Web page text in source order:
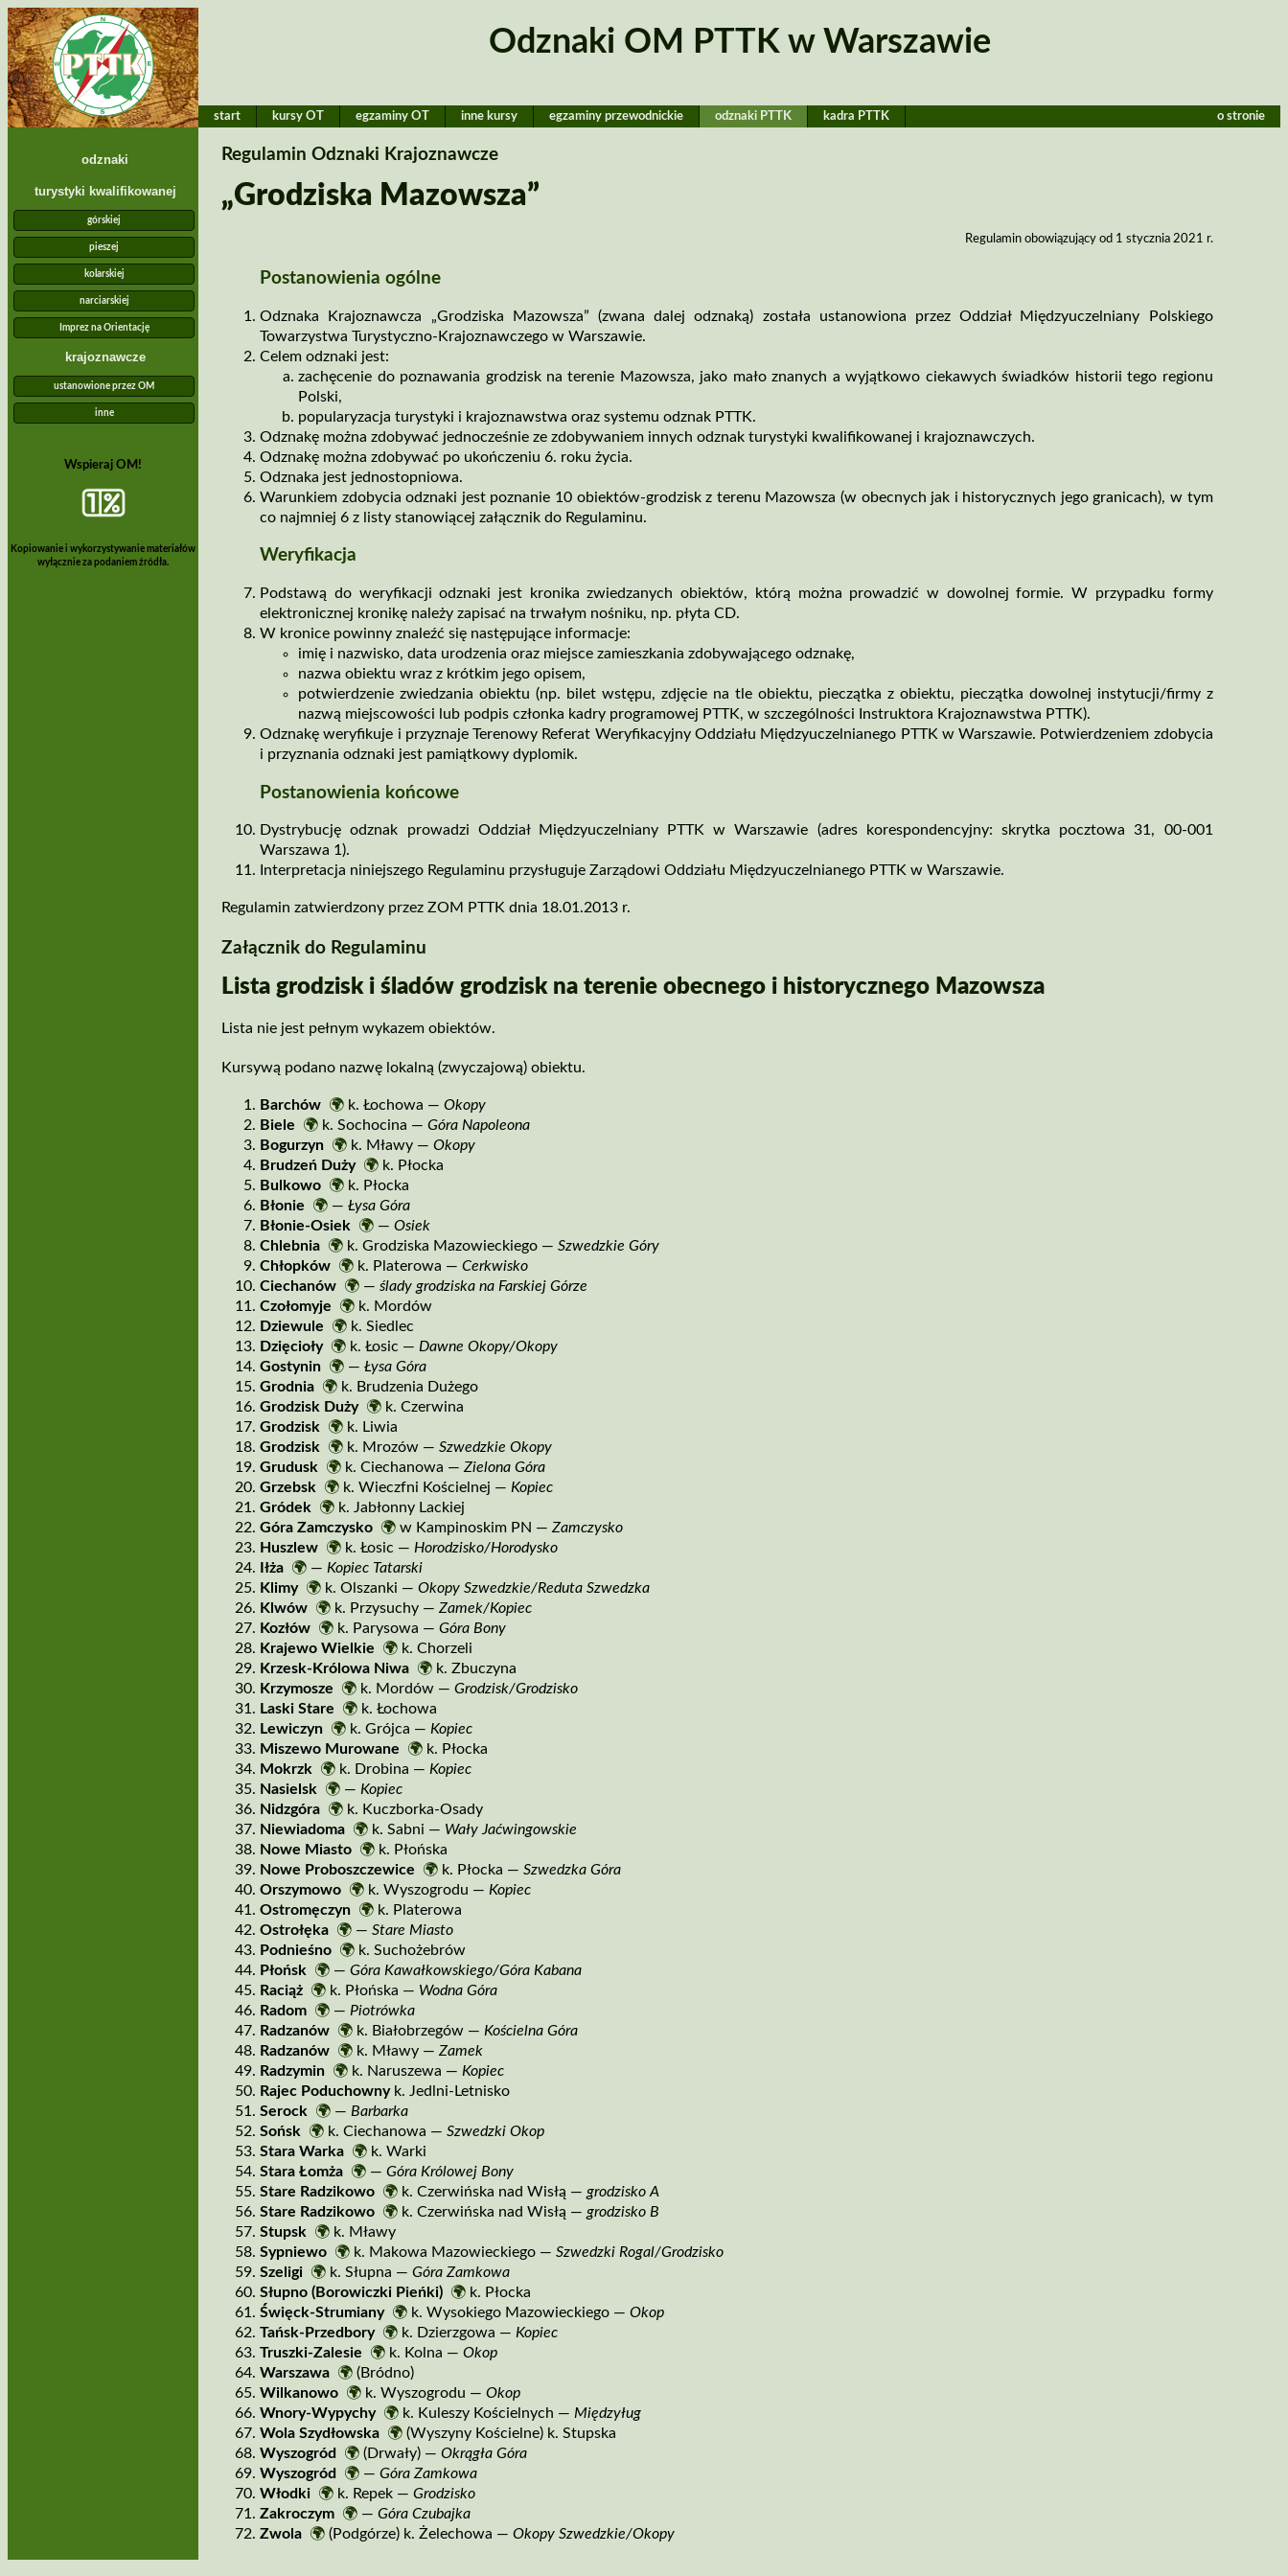
Odznaki OM PTTK w Warszawie
start kursy OT egzaminy OT inne kursy egzaminy przewodnickie odznaki PTTK kadra PTTK o stronie
odznaki
turystyki kwalifikowanej
górskiej
pieszej
kolarskiej
narciarskiej
Imprez na Orientację
krajoznawcze
ustanowione przez OM
inne
Wspieraj OM!
Kopiowanie i wykorzystywanie materiałów
wyłącznie za podaniem źródła.
Regulamin Odznaki Krajoznawcze
„Grodziska Mazowsza”
Regulamin obowiązujący od 1 stycznia 2021 r.
Postanowienia ogólne
Odznaka Krajoznawcza „Grodziska Mazowsza” (zwana dalej odznaką) została ustanowiona przez Oddział Międzyuczelniany Polskiego
Towarzystwa Turystyczno­‑Krajoznawczego w Warszawie.
Celem odznaki jest:
zachęcenie do poznawania grodzisk na terenie Mazowsza, jako mało znanych a wyjątkowo ciekawych świadków historii tego regionu
Polski,
popularyzacja turystyki i krajoznawstwa oraz systemu odznak PTTK.
Odznakę można zdobywać jednocześnie ze zdobywaniem innych odznak turystyki kwalifikowanej i krajoznawczych.
Odznakę można zdobywać po ukończeniu 6. roku życia.
Odznaka jest jednostopniowa.
Warunkiem zdobycia odznaki jest poznanie 10 obiektów­‑grodzisk z terenu Mazowsza (w obecnych jak i historycznych jego granicach), w tym
co najmniej 6 z listy stanowiącej załącznik do Regulaminu.
Weryfikacja
Podstawą do weryfikacji odznaki jest kronika zwiedzanych obiektów, którą można prowadzić w dowolnej formie. W przypadku formy
elektronicznej kronikę należy zapisać na trwałym nośniku, np. płyta CD.
W kronice powinny znaleźć się następujące informacje:
imię i nazwisko, data urodzenia oraz miejsce zamieszkania zdobywającego odznakę,
nazwa obiektu wraz z krótkim jego opisem,
potwierdzenie zwiedzania obiektu (np. bilet wstępu, zdjęcie na tle obiektu, pieczątka z obiektu, pieczątka dowolnej instytucji/firmy z
nazwą miejscowości lub podpis członka kadry programowej PTTK, w szczególności Instruktora Krajoznawstwa PTTK).
Odznakę weryfikuje i przyznaje Terenowy Referat Weryfikacyjny Oddziału Międzyuczelnianego PTTK w Warszawie. Potwierdzeniem zdobycia
i przyznania odznaki jest pamiątkowy dyplomik.
Postanowienia końcowe
Dystrybucję odznak prowadzi Oddział Międzyuczelniany PTTK w Warszawie (adres korespondencyjny: skrytka pocztowa 31, 00­‑001
Warszawa 1).
Interpretacja niniejszego Regulaminu przysługuje Zarządowi Oddziału Międzyuczelnianego PTTK w Warszawie.
Regulamin zatwierdzony przez ZOM PTTK dnia 18.01.2013 r.
Załącznik do Regulaminu
Lista grodzisk i śladów grodzisk na terenie obecnego i historycznego Mazowsza
Lista nie jest pełnym wykazem obiektów.
Kursywą podano nazwę lokalną (zwyczajową) obiektu.
Barchów 🌍 k. Łochowa —Okopy
Biele
🌍 k. Sochocina —Góra Napoleona
Bogurzyn 🌍 k. Mławy —Okopy
Brudzeń Duży 🌍 k. Płocka
Bulkowo 🌍 k. Płocka
Błonie
🌍 —Łysa Góra
Błonie­‑Osiek
🌍 —Osiek
Chlebnia 🌍 k. Grodziska Mazowieckiego —Szwedzkie Góry
Chłopków 🌍 k. Platerowa —Cerkwisko
Ciechanów 🌍 —ślady grodziska na Farskiej Górze
Czołomyje
🌍 k. Mordów
Dziewule
🌍 k. Siedlec
Dzięcioły 🌍 k. Łosic — Dawne Okopy/Okopy
Gostynin 🌍 —Łysa Góra
Grodnia 🌍 k. Brudzenia Dużego
Grodzisk Duży 🌍 k. Czerwina
Grodzisk
🌍 k. Liwia
Grodzisk
🌍 k. Mrozów —Szwedzkie Okopy
Grudusk
🌍 k. Ciechanowa —Zielona Góra
Grzebsk
🌍 k. Wieczfni Kościelnej — Kopiec
Gródek
🌍 k. Jabłonny Lackiej
Góra Zamczysko 🌍 w Kampinoskim PN —Zamczysko
Huszlew 🌍 k. Łosic — Horodzisko/Horodysko
Iłża 🌍 — Kopiec Tatarski
Klimy 🌍 k. Olszanki —Okopy Szwedzkie/Reduta Szwedzka
Klwów 🌍 k. Przysuchy —Zamek/Kopiec
Kozłów 🌍 k. Parysowa —Góra Bony
Krajewo Wielkie
🌍 k. Chorzeli
Krzesk­‑Królowa Niwa 🌍 k. Zbuczyna
Krzymosze
🌍 k. Mordów —Grodzisk/Grodzisko
Laski Stare
🌍 k. Łochowa
Lewiczyn 🌍 k. Grójca — Kopiec
Miszewo Murowane
🌍 k. Płocka
Mokrzk
🌍 k. Drobina — Kopiec
Nasielsk
🌍 — Kopiec
Nidzgóra 🌍 k. Kuczborka­‑Osady
Niewiadoma 🌍 k. Sabni — Wały Jaćwingowskie
Nowe Miasto 🌍 k. Płońska
Nowe Proboszczewice
🌍 k. Płocka —Szwedzka Góra
Orszymowo 🌍 k. Wyszogrodu — Kopiec
Ostromęczyn 🌍 k. Platerowa
Ostrołęka 🌍 —Stare Miasto
Podnieśno 🌍 k. Suchożebrów
Płońsk
🌍 —Góra Kawałkowskiego/Góra Kabana
Raciąż 🌍 k. Płońska — Wodna Góra
Radom 🌍 — Piotrówka
Radzanów 🌍 k. Białobrzegów — Kościelna Góra
Radzanów 🌍 k. Mławy —Zamek
Radzymin 🌍 k. Naruszewa — Kopiec
Rajec Poduchownyk. Jedlni­‑Letnisko
Serock
🌍 — Barbarka
Sońsk
🌍 k. Ciechanowa —Szwedzki Okop
Stara Warka 🌍 k. Warki
Stara Łomża 🌍 —Góra Królowej Bony
Stare Radzikowo 🌍 k. Czerwińska nad Wisłą — grodzisko A
Stare Radzikowo 🌍 k. Czerwińska nad Wisłą — grodzisko B
Stupsk
🌍 k. Mławy
Sypniewo 🌍 k. Makowa Mazowieckiego —Szwedzki Rogal/Grodzisko
Szeligi 🌍 k. Słupna —Góra Zamkowa
Słupno (Borowiczki Pieńki) 🌍 k. Płocka
Święck­‑Strumiany 🌍 k. Wysokiego Mazowieckiego —Okop
Tańsk­‑Przedbory 🌍 k. Dzierzgowa — Kopiec
Truszki­‑Zalesie
🌍 k. Kolna —Okop
Warszawa 🌍 (Bródno)
Wilkanowo 🌍 k. Wyszogrodu —Okop
Wnory­‑Wypychy 🌍 k. Kuleszy Kościelnych — Międzyług
Wola Szydłowska 🌍 (Wyszyny Kościelne) k. Stupska
Wyszogród
🌍 (Drwały) —Okrągła Góra
Wyszogród
🌍 —Góra Zamkowa
Włodki 🌍 k. Repek —Grodzisko
Zakroczym 🌍 —Góra Czubajka
Zwola 🌍 (Podgórze) k. Żelechowa —Okopy Szwedzkie/Okopy